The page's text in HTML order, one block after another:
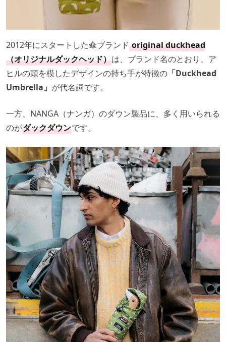
2012年にスタートした傘ブランドoriginal duckhead
（オリジナルダックヘッド）は、ブランド名のとおり、ア
ヒルの頭を模したデザインの持ち手が特徴の 「Duckhead
Umbrella」 が代名詞です。
一方、NANGA（ナンガ）のダウン製品に、多く用いられる
のがダックダウンです。